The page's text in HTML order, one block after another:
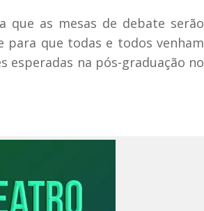
que as mesas de debate serão
para que todas e todos venham
esperadas na pós-graduação no